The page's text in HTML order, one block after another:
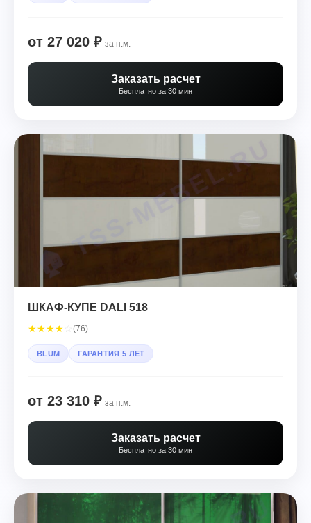
от 27 020 ₽ за п.м.
Заказать расчет
Бесплатно за 30 мин
ШКАФ-КУПЕ DALI 518
★★★★ (76)
BLUM ГАРАНТИЯ 5 ЛЕТ
от 23 310 ₽ за п.м.
Заказать расчет
Бесплатно за 30 мин